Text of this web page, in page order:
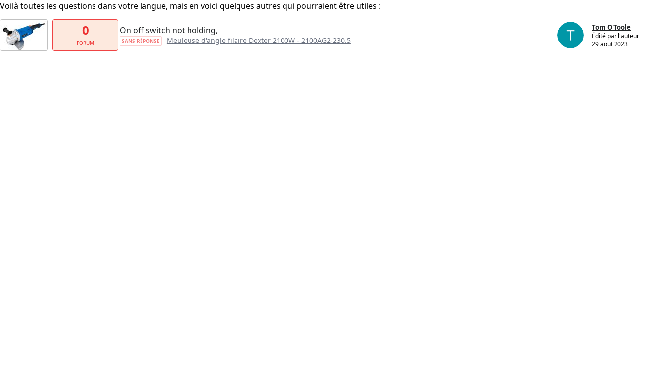
Voilà toutes les questions dans votre langue, mais en voici quelques autres qui pourraient être utiles :
0
FORUM
On off switch not holding,
SANS RÉPONSE Meuleuse d'angle filaire Dexter 2100W - 2100AG2-230.5
Tom O'Toole
Édité par l'auteur
29 août 2023